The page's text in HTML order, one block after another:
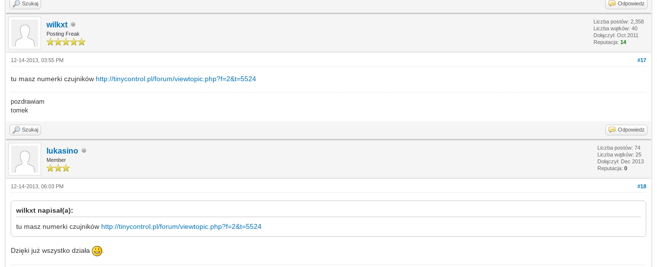
Szukaj Odpowiedz
wilkxt
Posting Freak
Liczba postów: 2,358
Liczba wątków: 40
Dołączył: Oct 2011
Reputacja: 14
#17
12-14-2013, 03:55 PM
tu masz numerki czujników http://tinycontrol.pl/forum/viewtopic.php?f=2&t=5524
pozdrawiam
tomek
Szukaj Odpowiedz
lukasino
Member
Liczba postów: 74
Liczba wątków: 25
Dołączył: Dec 2013
Reputacja: 0
#18
12-14-2013, 06:03 PM
wilkxt napisał(a):
tu masz numerki czujników http://tinycontrol.pl/forum/viewtopic.php?f=2&t=5524
Dzięki już wszystko działa